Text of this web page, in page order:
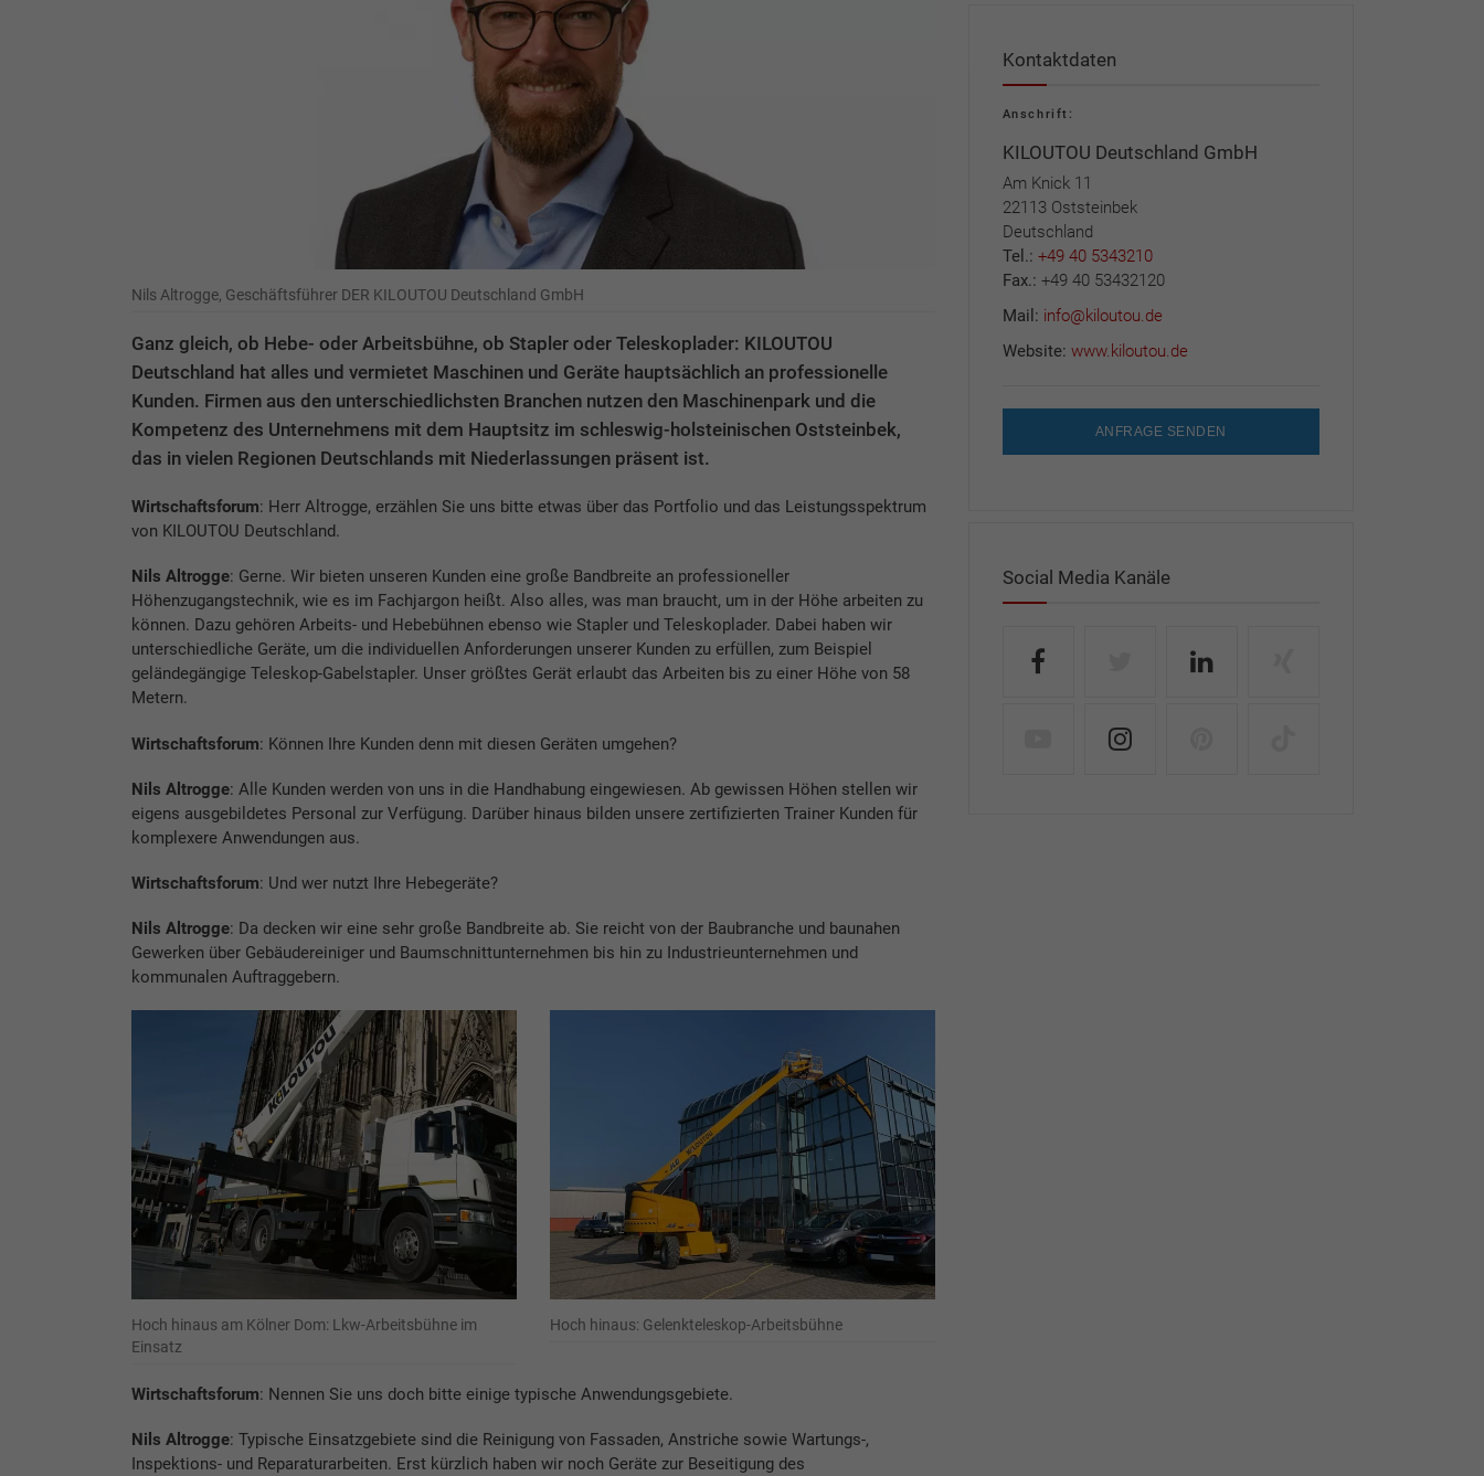
Nils Altrogge, Geschäftsführer DER KILOUTOU Deutschland GmbH
Ganz gleich, ob Hebe- oder Arbeitsbühne, ob Stapler oder Teleskoplader: KILOUTOU
Deutschland hat alles und vermietet Maschinen und Geräte hauptsächlich an professionelle
Kunden. Firmen aus den unterschiedlichsten Branchen nutzen den Maschinenpark und die
Kompetenz des Unternehmens mit dem Hauptsitz im schleswig-holsteinischen Oststeinbek,
das in vielen Regionen Deutschlands mit Niederlassungen präsent ist.
Wirtschaftsforum: Herr Altrogge, erzählen Sie uns bitte etwas über das Portfolio und das Leistungsspektrum
von KILOUTOU Deutschland.
Nils Altrogge: Gerne. Wir bieten unseren Kunden eine große Bandbreite an professioneller
Höhenzugangstechnik, wie es im Fachjargon heißt. Also alles, was man braucht, um in der Höhe arbeiten zu
können. Dazu gehören Arbeits- und Hebebühnen ebenso wie Stapler und Teleskoplader. Dabei haben wir
unterschiedliche Geräte, um die individuellen Anforderungen unserer Kunden zu erfüllen, zum Beispiel
geländegängige Teleskop-Gabelstapler. Unser größtes Gerät erlaubt das Arbeiten bis zu einer Höhe von 58
Metern.
Wirtschaftsforum: Können Ihre Kunden denn mit diesen Geräten umgehen?
Nils Altrogge: Alle Kunden werden von uns in die Handhabung eingewiesen. Ab gewissen Höhen stellen wir
eigens ausgebildetes Personal zur Verfügung. Darüber hinaus bilden unsere zertifizierten Trainer Kunden für
komplexere Anwendungen aus.
Wirtschaftsforum: Und wer nutzt Ihre Hebegeräte?
Nils Altrogge: Da decken wir eine sehr große Bandbreite ab. Sie reicht von der Baubranche und baunahen
Gewerken über Gebäudereiniger und Baumschnittunternehmen bis hin zu Industrieunternehmen und
kommunalen Auftraggebern.
Hoch hinaus am Kölner Dom: Lkw-Arbeitsbühne im
Einsatz
Hoch hinaus: Gelenkteleskop-Arbeitsbühne
Wirtschaftsforum: Nennen Sie uns doch bitte einige typische Anwendungsgebiete.
Nils Altrogge: Typische Einsatzgebiete sind die Reinigung von Fassaden, Anstriche sowie Wartungs-,
Inspektions- und Reparaturarbeiten. Erst kürzlich haben wir noch Geräte zur Beseitigung des
Kontaktdaten
Anschrift:
KILOUTOU Deutschland GmbH
Am Knick 11
22113 Oststeinbek
Deutschland
Tel.: +49 40 5343210
Fax.: +49 40 53432120
Mail: info@kiloutou.de
Website: www.kiloutou.de
ANFRAGE SENDEN
Social Media Kanäle